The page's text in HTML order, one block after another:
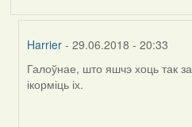
Harrier - 29.06.2018 - 20:33
In
reply
Галоўнае, што яшчэ хоць так
ікорміць іх.